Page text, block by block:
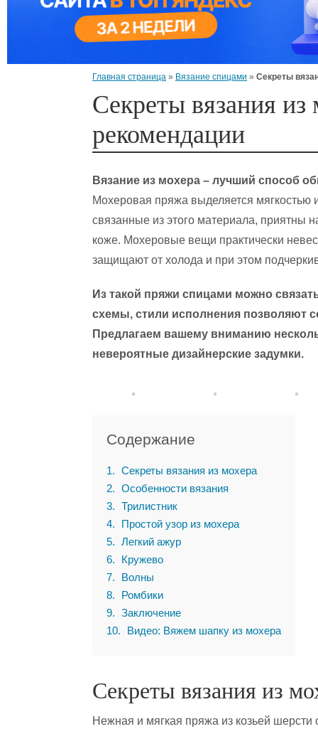
Главная страница » Вязание спицами » Секреты
Секреты вязания
рекомендации
Вязание из мохера – лучший способ
Мохеровая пряжа выделяется
связанные из этого материала, приятны
коже. Мохеровые вещи практически
защищают от холода и при этом
Из такой пряжи спицами можно
схемы, стили исполнения позволяют
Предлагаем вашему вниманию
невероятные дизайнерские задумки.
Содержание
1
Секреты вязания из мохера
2
Особенности вязания
3
Трилистник
4
Простой узор из мохера
5
Легкий ажур
6
Кружево
7
Волны
8
Ромбики
9
Заключение
10
Видео: Вяжем шапку из мохера
Секреты вязания из
Нежная и мягкая пряжа из козьей